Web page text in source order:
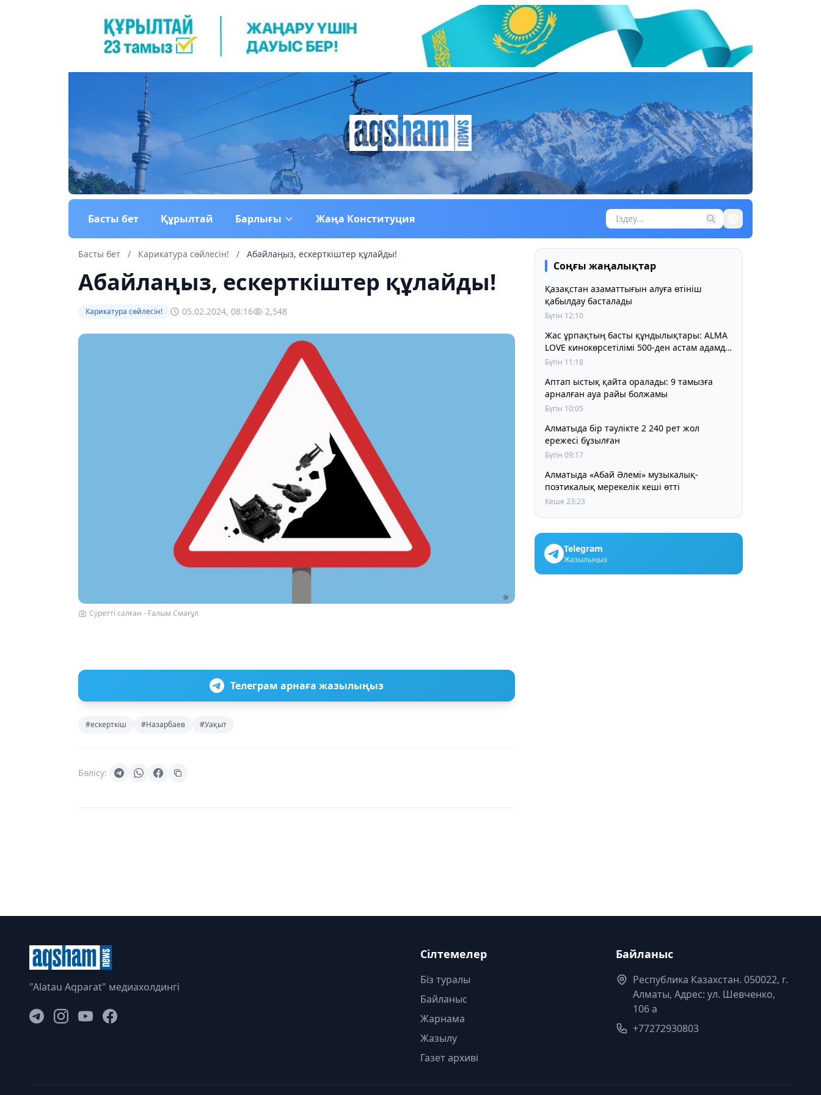
Басты бет Құрылтай Барлығы Жаңа Конституция
Басты бет / Карикатура сөйлесін! / Абайлаңыз, ескерткіштер құлайды!
Абайлаңыз, ескерткіштер құлайды!
Карикатура сөйлесін! 05.02.2024, 08:16 2,548
Суретті салған - Ғалым Смағұл
Телеграм арнаға жазылыңыз
#ескерткіш #Назарбаев #Уақыт
Бөлісу:
Соңғы жаңалықтар
Қазақстан азаматтығын алуға өтініш
қабылдау басталады
Бүгін 12:10
Жас ұрпақтың басты құндылықтары: ALMA
LOVE кинокөрсетілімі 500-ден астам адамды
біріктірді
Бүгін 11:18
Аптап ыстық қайта оралады: 9 тамызға
арналған ауа райы болжамы
Бүгін 10:05
Алматыда бір тәулікте 2 240 рет жол
ережесі бұзылған
Бүгін 09:17
Алматыда «Абай Әлемі» музыкалық-
поэтикалық мерекелік кеші өтті
Кеше 23:23
Telegram
Жазылыңыз
"Alatau Aqparat" медиахолдингі
Сілтемелер
Біз туралы
Байланыс
Жарнама
Жазылу
Газет архиві
Байланыс
Республика Казахстан. 050022, г.
Алматы, Адрес: ул. Шевченко,
106 а
+77272930803